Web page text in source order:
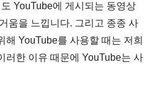
YouTube에 게시되는 동영상
움을 느낍니다. 그리고 종종 사
해 YouTube를 사용할 때는 저희
러한 이유 때문에 YouTube는 사